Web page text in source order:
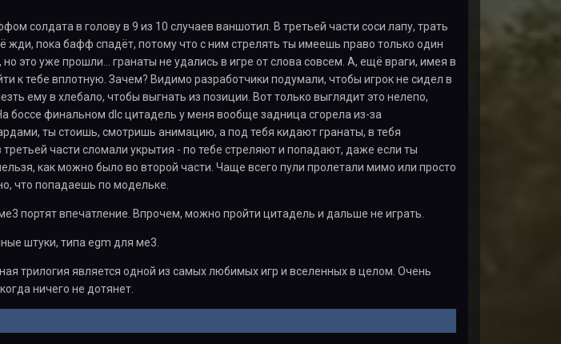
солдата в голову в 9 из 10 случаев ваншотил. В третьей части соси лапу, трать
жди, пока бафф спадёт, потому что с ним стрелять ты имеешь право только один
это уже прошли... гранаты не удались в игре от слова совсем. А, ещё враги, имея в
к тебе вплотную. Зачем? Видимо разработчики подумали, чтобы игрок не сидел в
ему в хлебало, чтобы выгнать из позиции. Вот только выглядит это нелепо,
боссе финальном dlc цитадель у меня вообще задница сгорела из-за
ты стоишь, смотришь анимацию, а под тебя кидают гранаты, в тебя
части сломали укрытия - по тебе стреляют и попадают, даже если ты
как можно было во второй части. Чаще всего пули пролетали мимо или просто
что попадаешь по модельке.
портят впечатление. Впрочем, можно пройти цитадель и дальше не играть.
штуки, типа egm для ме3.
трилогия является одной из самых любимых игр и вселенных в целом. Очень
ничего не дотянет.